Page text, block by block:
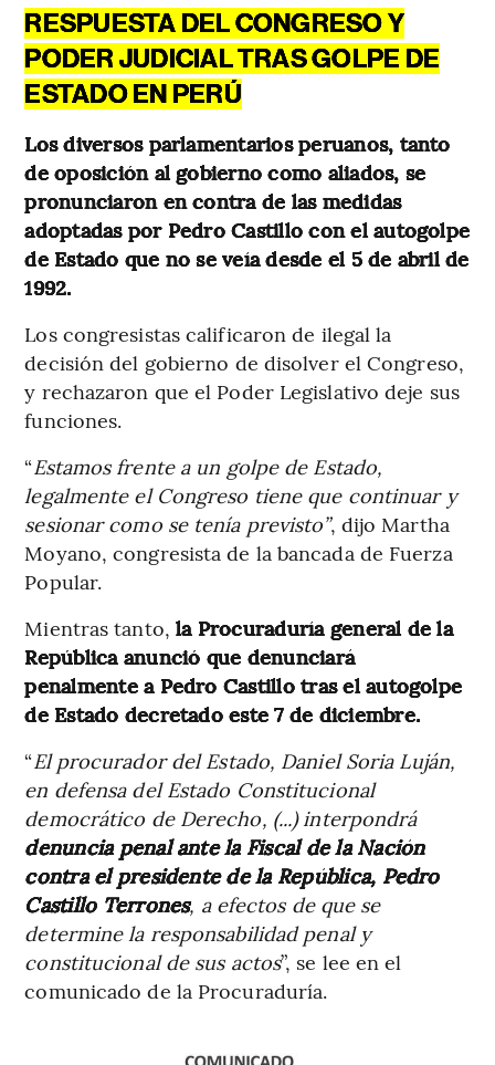
RESPUESTA DEL CONGRESO Y
PODER JUDICIAL TRAS GOLPE DE
ESTADO EN PERÚ
Los diversos parlamentarios peruanos, tanto
de oposición al gobierno como aliados, se
pronunciaron en contra de las medidas
adoptadas por Pedro Castillo con el autogolpe
de Estado que no se veía desde el 5 de abril de
1992.
Los congresistas calificaron de ilegal la
decisión del gobierno de disolver el Congreso,
y rechazaron que el Poder Legislativo deje sus
funciones.
“Estamos frente a un golpe de Estado,
legalmente el Congreso tiene que continuar y
sesionar como se tenía previsto”, dijo Martha
Moyano, congresista de la bancada de Fuerza
Popular.
Mientras tanto, la Procuraduría general de la
República anunció que denunciará
penalmente a Pedro Castillo tras el autogolpe
de Estado decretado este 7 de diciembre.
“El procurador del Estado, Daniel Soria Luján,
en defensa del Estado Constitucional
democrático de Derecho, (...) interpondrá
denuncia penal ante la Fiscal de la Nación
contra el presidente de la República, Pedro
Castillo Terrones, a efectos de que se
determine la responsabilidad penal y
constitucional de sus actos”, se lee en el
comunicado de la Procuraduría.